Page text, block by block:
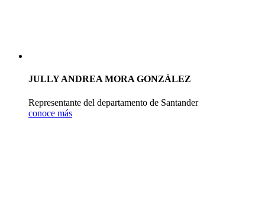
JULLY ANDREA MORA GONZÁLEZ
Representante del departamento de Santander
conoce más